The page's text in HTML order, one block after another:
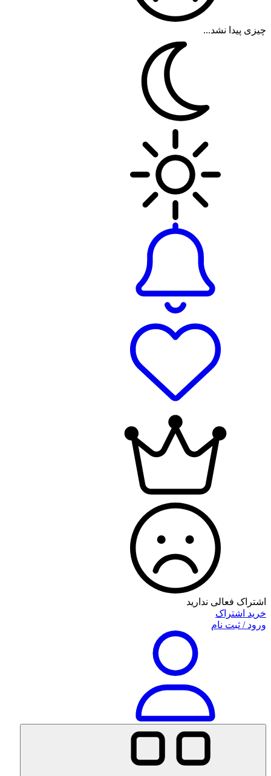
چیزی پیدا نشد...
اشتراک فعالی ندارید
خرید اشتراک
ورود / ثبت نام